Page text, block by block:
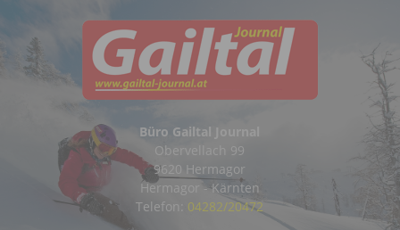
Büro Gailtal Journal
Obervellach 99
9620 Hermagor
Hermagor - Kärnten
Telefon: 04282/20472